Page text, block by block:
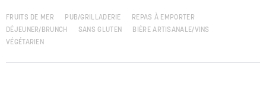
FRUITS DE MER PUB/GRILLADERIE
REPAS À EMPORTER
DÉJEUNER/BRUNCH
SANS GLUTEN
BIÈRE ARTISANALE/VINS
VÉGÉTARIEN